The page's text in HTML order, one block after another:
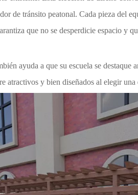
de tránsito peatonal. Cada pieza del
que no se desperdicie espacio y
ayuda a que su escuela se
atractivos y bien diseñados al elegir una